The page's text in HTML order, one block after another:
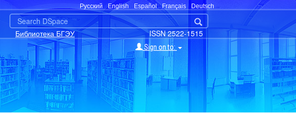
Русский English Español Français Deutsch
ISSN 2522-1515
Библиотека БГЭУ
Sign on to: